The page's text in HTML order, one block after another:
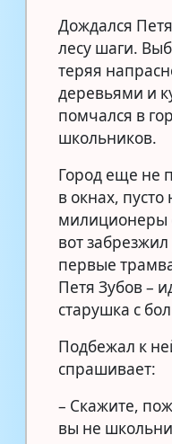
Дождался
лесу шаги.
теряя
деревьями и
помчался в
школьников.
Город еще не
в окнах, пусто
милиционеры
вот
первые
Петя Зубов –
старушка с
Подбежал к
спрашивает:
– Скажите,
вы не